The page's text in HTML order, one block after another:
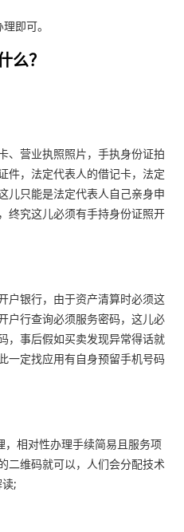
即可。
么？
、营业执照照片，手执身份证拍
件，法定代表人的借记卡，法定
儿只能是法定代表人自己亲身申
终究这儿必须有手持身份证照开
户银行，由于资产清算时必须这
户行查询必须服务密码，这儿必
，事后假如买卖发现异常得话就
一定找应用有自身预留手机号码
相对性办理手续简易且服务项
二维码就可以，人们会分配技术
;